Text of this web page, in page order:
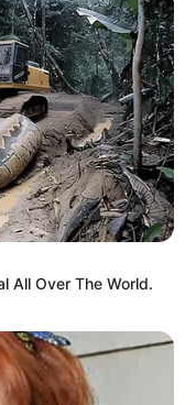
All Over The World.